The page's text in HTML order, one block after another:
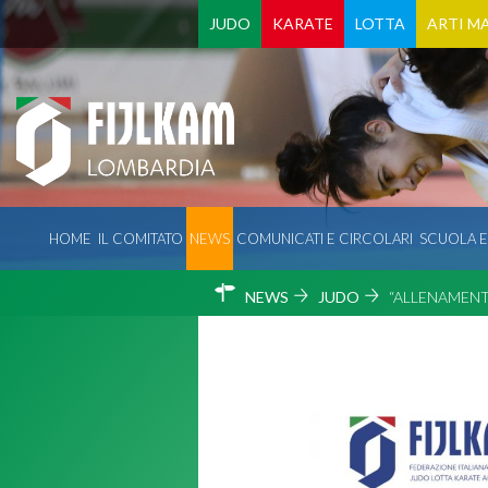
JUDO KARATE LOTTA ARTI
HOME IL COMITATO NEWS COMUNICATI E CIRCOLARI SCUOLA
NEWS JUDO